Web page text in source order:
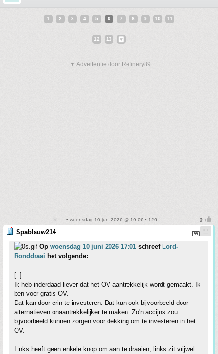
1 2 3 4 5 6 7 8 9 10 11
12 13
▼ Advertentie door Refinery89
• woensdag 10 juni 2026 @ 19:06 • 126
Spablauw214
Op woensdag 10 juni 2026 17:01 schreef Lord-
Ronddraai het volgende:
[..]
Ik heb inderdaad liever dat het OV aantrekkelijk wordt gemaakt. Ik
ben voor gratis OV.
Dat kan door erin te investeren. Dat kan ook bijvoorbeeld door
alternatieven onaantrekkelijker te maken. Zo'n accijns zou
bijvoorbeeld kunnen zorgen voor dekking om te investeren in het
OV.
Links heeft geen enkele knop om aan te draaien, links zit vrijwel